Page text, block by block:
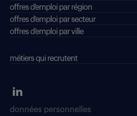
offres d'emploi par région
offres d'emploi par secteur
offres d’emploi par ville
métiers qui recrutent
données personnelles